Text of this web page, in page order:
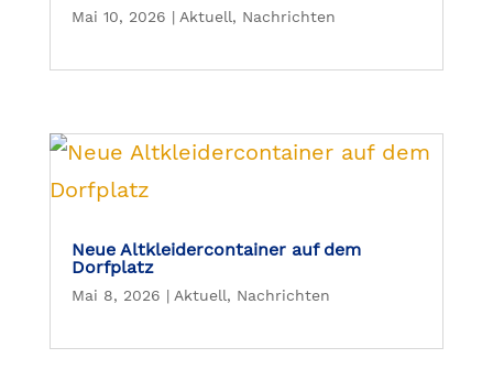
Mai 10, 2026 | Aktuell, Nachrichten
Neue Altkleidercontainer auf dem
Dorfplatz
Mai 8, 2026 | Aktuell, Nachrichten